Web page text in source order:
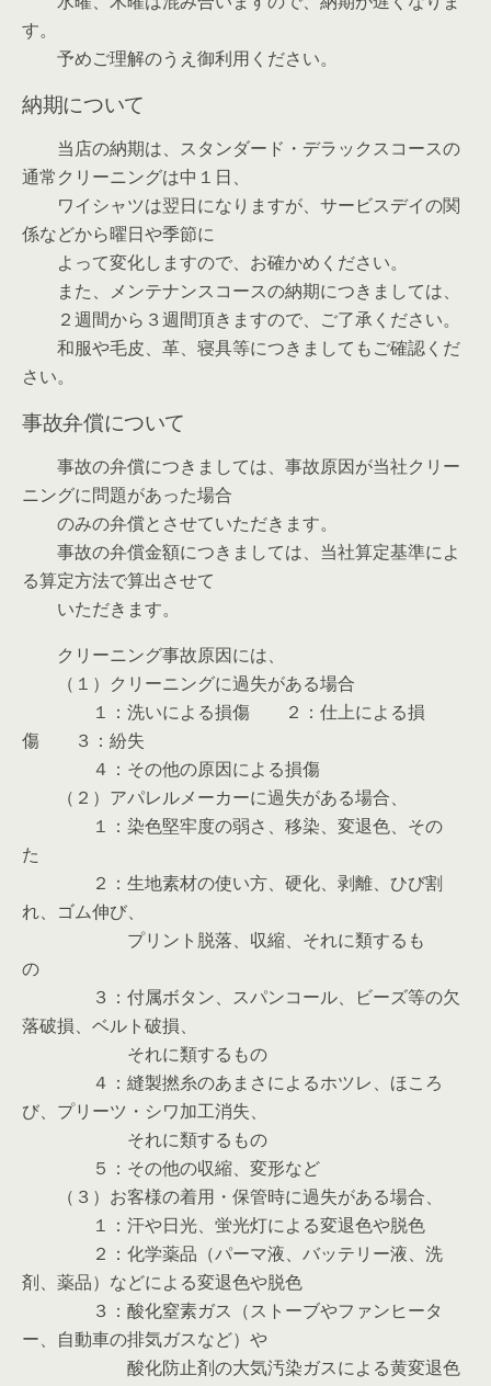
す。
予めご理解のうえ御利用ください。
納期について
当店の納期は、スタンダード・デラックスコースの
通常クリーニングは中１日、
ワイシャツは翌日になりますが、サービスデイの関
係などから曜日や季節に
よって変化しますので、お確かめください。
また、メンテナンスコースの納期につきましては、
２週間から３週間頂きますので、ご了承ください。
和服や毛皮、革、寝具等につきましてもご確認くだ
さい。
事故弁償について
事故の弁償につきましては、事故原因が当社クリー
ニングに問題があった場合
のみの弁償とさせていただきます。
事故の弁償金額につきましては、当社算定基準によ
る算定方法で算出させて
いただきます。
クリーニング事故原因には、
（１）クリーニングに過失がある場合
１：洗いによる損傷 ２：仕上による損
傷 ３：紛失
４：その他の原因による損傷
（２）アパレルメーカーに過失がある場合、
１：染色堅牢度の弱さ、移染、変退色、その
た
２：生地素材の使い方、硬化、剥離、ひび割
れ、ゴム伸び、
プリント脱落、収縮、それに類するも
の
３：付属ボタン、スパンコール、ビーズ等の欠
落破損、ベルト破損、
それに類するもの
４：縫製撚糸のあまさによるホツレ、ほころ
び、プリーツ・シワ加工消失、
それに類するもの
５：その他の収縮、変形など
（３）お客様の着用・保管時に過失がある場合、
１：汗や日光、蛍光灯による変退色や脱色
２：化学薬品（パーマ液、バッテリー液、洗
剤、薬品）などによる変退色や脱色
３：酸化窒素ガス（ストーブやファンヒータ
ー、自動車の排気ガスなど）や
酸化防止剤の大気汚染ガスによる黄変退色